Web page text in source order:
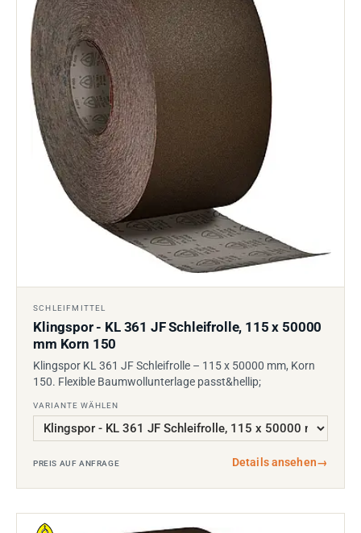
SCHLEIFMITTEL
Klingspor - KL 361 JF Schleifrolle, 115 x 50000
mm Korn 150
Klingspor KL 361 JF Schleifrolle – 115 x 50000 mm, Korn
150. Flexible Baumwollunterlage passt&hellip;
VARIANTE WÄHLEN
PREIS AUF ANFRAGE Details ansehen→